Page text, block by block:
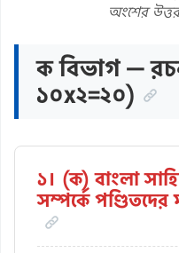
অংশের
ক বিভাগ —
১০x২=২০)
১। (ক) বাংলা
সম্পর্কে